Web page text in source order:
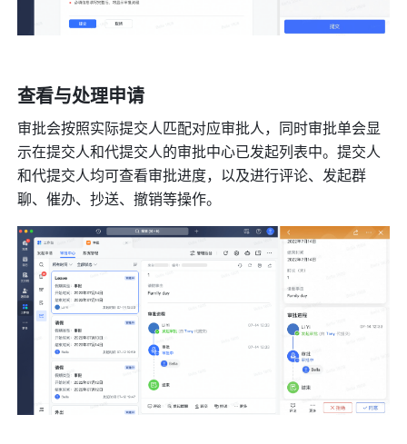
查看与处理申请
审批会按照实际提交人匹配对应审批人，同时审批单会显
示在提交人和代提交人的审批中心已发起列表中。提交人
和代提交人均可查看审批进度，以及进行评论、发起群
聊、催办、抄送、撤销等操作。